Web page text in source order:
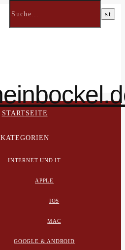
STARTSEITE
KATEGORIEN
INTERNET UND IT
APPLE
IOS
MAC
GOOGLE & ANDROID